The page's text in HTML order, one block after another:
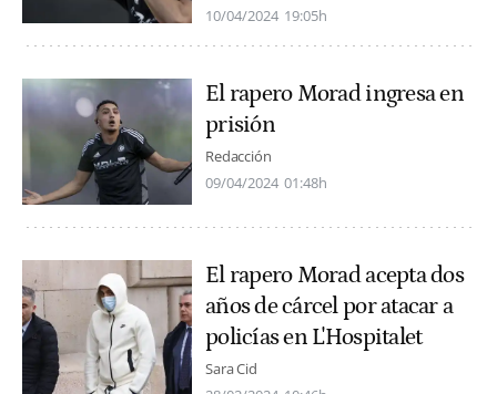
10/04/2024 19:05h
El rapero Morad ingresa en
prisión
Redacción
09/04/2024 01:48h
El rapero Morad acepta dos
años de cárcel por atacar a
policías en L'Hospitalet
Sara Cid